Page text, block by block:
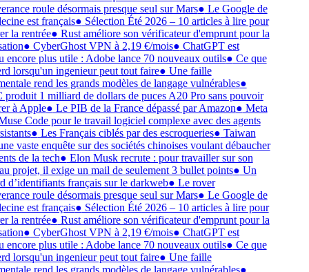
roule désormais presque seul sur Mars●Le Google de
est français●Sélection Été 2026 – 10 articles à lire pour
la rentrée●Rust améliore son vérificateur d'emprunt pour la
●CyberGhost VPN à 2,19 €/mois●ChatGPT est
encore plus utile : Adobe lance 70 nouveaux outils●Ce que
lorsqu'un ingenieur peut tout faire●Une faille
rend les grands modèles de langage vulnérables●
1 milliard de dollars de puces A20 Pro sans pouvoir
à Apple●Le PIB de la France dépassé par Amazon●Meta
Code pour le travail logiciel complexe avec des agents
●Les Français ciblés par des escroqueries●Taiwan
vaste enquête sur des sociétés chinoises voulant débaucher
de la tech●Elon Musk recrute : pour travailler sur son
projet, il exige un mail de seulement 3 bullet points●Un
d’identifiants français sur le darkweb●Le rover
roule désormais presque seul sur Mars●Le Google de
est français●Sélection Été 2026 – 10 articles à lire pour
la rentrée●Rust améliore son vérificateur d'emprunt pour la
●CyberGhost VPN à 2,19 €/mois●ChatGPT est
encore plus utile : Adobe lance 70 nouveaux outils●Ce que
lorsqu'un ingenieur peut tout faire●Une faille